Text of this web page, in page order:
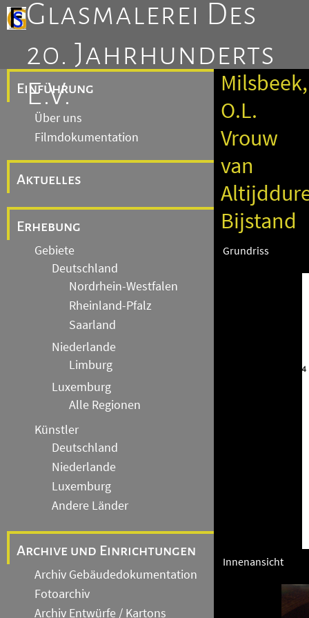
Glasmalerei Des
20. Jahrhunderts
E.V.
Einführung
Über uns
Filmdokumentation
Aktuelles
Erhebung
Gebiete
Deutschland
Nordrhein-Westfalen
Rheinland-Pfalz
Saarland
Niederlande
Limburg
Luxemburg
Alle Regionen
Künstler
Deutschland
Niederlande
Luxemburg
Andere Länder
Archive und Einrichtungen
Archiv Gebäudedokumentation
Fotoarchiv
Archiv Entwürfe / Kartons
Milsbeek,
O.L.
Vrouw
van
Bijstand
Grundriss
Innenansicht